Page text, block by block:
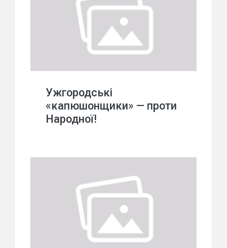
Ужгородські
«капюшонщики» — проти
Народної!